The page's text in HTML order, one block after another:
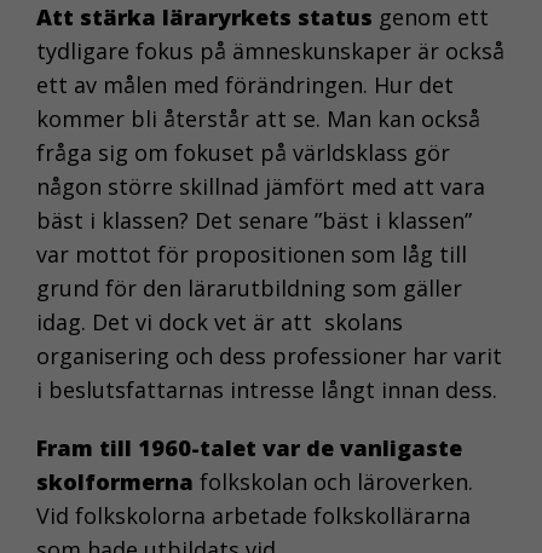
Att stärka läraryrkets status genom ett
tydligare fokus på ämneskunskaper är också
ett av målen med förändringen. Hur det
kommer bli återstår att se. Man kan också
fråga sig om fokuset på världsklass gör
någon större skillnad jämfört med att vara
bäst i klassen? Det senare ”bäst i klassen”
var mottot för propositionen som låg till
grund för den lärarutbildning som gäller
idag. Det vi dock vet är att skolans
organisering och dess professioner har varit
i beslutsfattarnas intresse långt innan dess.
Fram till 1960-talet var de vanligaste
skolformerna folkskolan och läroverken.
Vid folkskolorna arbetade folkskollärarna